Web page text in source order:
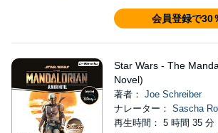
会員登録で30
Star Wars - The
Novel)
著者： Joe Schreiber
ナレーター： Sascha
再生時間： 5 時間 35 分